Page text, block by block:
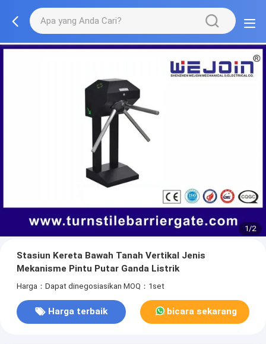
1/2
Stasiun Kereta Bawah Tanah Vertikal Jenis
Mekanisme Pintu Putar Ganda Listrik
Harga：Dapat dinegosiasikan MOQ：1set
Harga terbaik bicara sekarang